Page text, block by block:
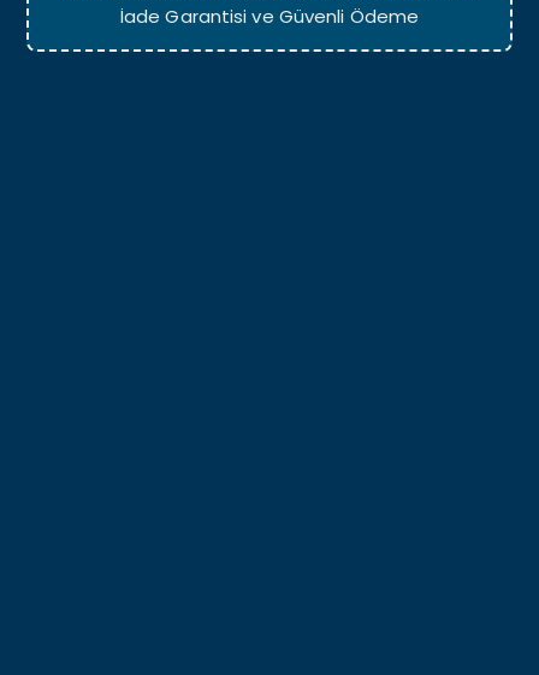
İade Garantisi ve Güvenli Ödeme